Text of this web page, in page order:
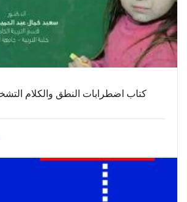
كتاب اضطرابات النطق والكلام